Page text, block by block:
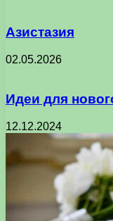
Азистазия
02.05.2026
Идеи для
12.12.2024